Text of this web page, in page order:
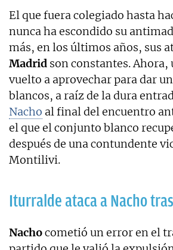
El que fuera colegiado hasta
nunca ha escondido su
más, en los últimos años, sus
Madrid son constantes. Ahora,
vuelto a aprovechar para dar
blancos, a raíz de la dura
Nacho al final del encuentro
el que el conjunto blanco
después de una contundente
Montilivi.
Iturralde ataca a Nacho
Nachocometió un error en el